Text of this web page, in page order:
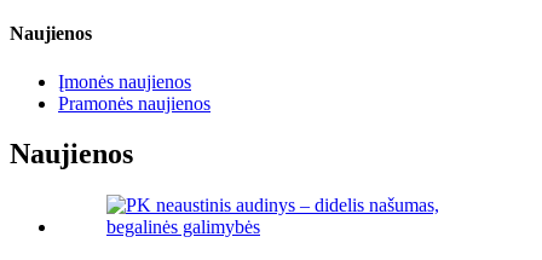
Naujienos
Įmonės naujienos
Pramonės naujienos
Naujienos